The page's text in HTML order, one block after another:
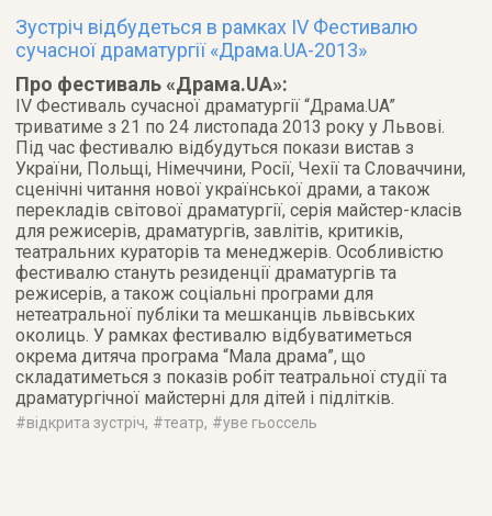
Зустріч відбудеться в рамках IV Фестивалю
сучасної драматургії «Драма.UA-2013»
Про фестиваль «Драма.UA»:
IV Фестиваль сучасної драматургії “Драма.UA”
триватиме з 21 по 24 листопада 2013 року у Львові.
Під час фестивалю відбудуться покази вистав з
України, Польщі, Німеччини, Росії, Чехії та Словаччини,
сценічні читання нової української драми, а також
перекладів світової драматургії, серія майстер-класів
для режисерів, драматургів, завлітів, критиків,
театральних кураторів та менеджерів. Особливістю
фестивалю стануть резиденції драматургів та
режисерів, а також соціальні програми для
нетеатральної публіки та мешканців львівських
околиць. У рамках фестивалю відбуватиметься
окрема дитяча програма “Мала драма”, що
складатиметься з показів робіт театральної студії та
драматургічної майстерні для дітей і підлітків.
#відкрита зустріч, #театр, #уве гьоссель